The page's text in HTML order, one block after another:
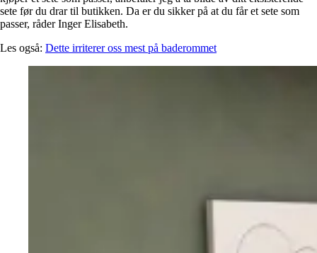
sete før du drar til butikken. Da er du sikker på at du får et sete som
passer, råder Inger Elisabeth.
Les også: Dette irriterer oss mest på baderommet